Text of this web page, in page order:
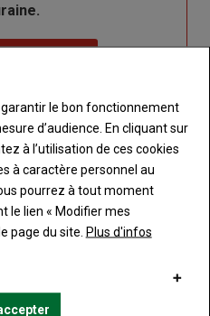
le bon fonctionnement
d’audience. En cliquant sur
à l’utilisation de ces cookies
à caractère personnel au
pourrez à tout moment
le lien « Modifier mes
page du site. Plus d'infos